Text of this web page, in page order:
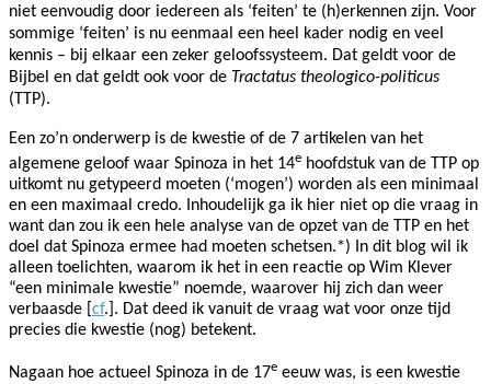
niet eenvoudig door iedereen als ‘feiten’ te (h)erkennen zijn. Voor
sommige ‘feiten’ is nu eenmaal een heel kader nodig en veel
kennis – bij elkaar een zeker geloofssysteem. Dat geldt voor de
Bijbel en dat geldt ook voor de Tractatus theologico-politicus
(TTP).
Een zo’n onderwerp is de kwestie of de 7 artikelen van het
algemene geloof waar Spinoza in het 14e hoofdstuk van de TTP op
uitkomt nu getypeerd moeten (‘mogen’) worden als een minimaal
en een maximaal credo. Inhoudelijk ga ik hier niet op die vraag in
want dan zou ik een hele analyse van de opzet van de TTP en het
doel dat Spinoza ermee had moeten schetsen.*) In dit blog wil ik
alleen toelichten, waarom ik het in een reactie op Wim Klever
“een minimale kwestie” noemde, waarover hij zich dan weer
verbaasde [ cf.]. Dat deed ik vanuit de vraag wat voor onze tijd
precies die kwestie (nog) betekent.
Nagaan hoe actueel Spinoza in de 17e eeuw was, is een kwestie